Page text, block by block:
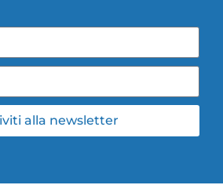
alla newsletter